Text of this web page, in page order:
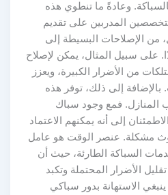
وعادةً ما تنطوي هذه
المدربين على تقديم
من الإصلاحات البسيطة إلى
على سبيل المثال، يمكن لإصلاح
من الأضرار الكبيرة، ويعزز
بالإضافة إلى ذلك، توفر هذه
المنازل. فمع وجود سباك
إلى أنه يمكنهم الاعتماد
مشكلة. عنصر الوقت هو عامل
السباكة الطارئة، حيث أن
الأضرار المحتملة وتكبد
ينبغي الاستهانة بدور سباكي